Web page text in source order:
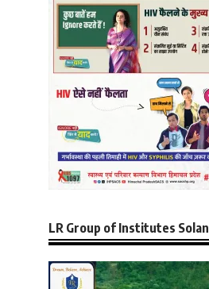
LR Group of Institutes Solan